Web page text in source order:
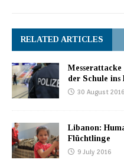
RELATED ARTICLES
der Schule ins
30 August 2016
Libanon:
Flüchtlinge
9 July 2016